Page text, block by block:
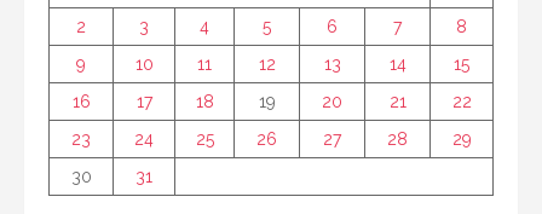
2
3 4 5 6 7
8
9
10 11 12 13 14
15
16
17 18 19 20 21
22
23
24 25 26 27 28
29
30
31